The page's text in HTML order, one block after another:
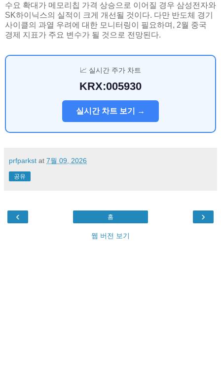
수요 확대가 메모리칩 가격 상승으로 이어질 경우 삼성전자와
SK하이닉스의 실적이 크게 개선될 것이다. 다만 반도체 경기
사이클의 과열 우려에 대한 모니터링이 필요하며, 2월 중국
경제 지표가 주요 변수가 될 것으로 전망된다.
📈 실시간 주가 차트
KRX:005930
실시간 차트 보기 →
prfparkst at 7월 09, 2026
공유
‹ ›
홈
웹 버전 보기